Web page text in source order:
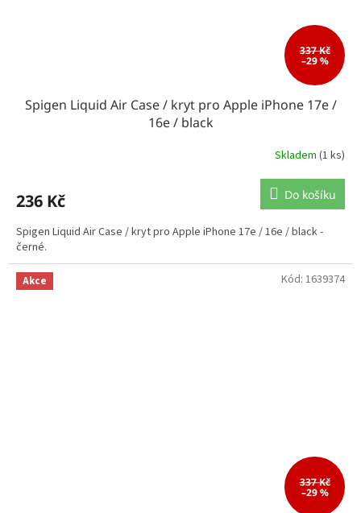
337 Kč
–29 %
Spigen Liquid Air Case / kryt pro Apple iPhone 17e /
16e / black
Skladem (1 ks)
236 Kč Do košíku
Spigen Liquid Air Case / kryt pro Apple iPhone 17e / 16e / black -
černé.
Akce
337 Kč
–29 %
Kód: 1639374